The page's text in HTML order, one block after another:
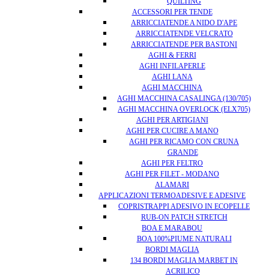
ACCESSORI PER TENDE
ARRICCIATENDE A NIDO D'APE
ARRICCIATENDE VELCRATO
ARRICCIATENDE PER BASTONI
AGHI & FERRI
AGHI INFILAPERLE
AGHI LANA
AGHI MACCHINA
AGHI MACCHINA CASALINGA (130/705)
AGHI MACCHINA OVERLOCK (ELX705)
AGHI PER ARTIGIANI
AGHI PER CUCIRE A MANO
AGHI PER RICAMO CON CRUNA
GRANDE
AGHI PER FELTRO
AGHI PER FILET - MODANO
ALAMARI
APPLICAZIONI TERMOADESIVE E ADESIVE
COPRISTRAPPI ADESIVO IN ECOPELLE
RUB-ON PATCH STRETCH
BOA E MARABOU
BOA 100%PIUME NATURALI
BORDI MAGLIA
134 BORDI MAGLIA MARBET IN
ACRILICO